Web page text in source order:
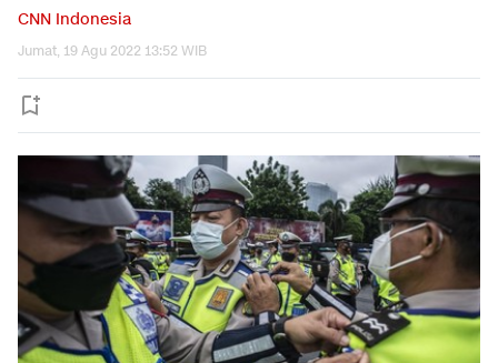
CNN Indonesia
Jumat, 19 Agu 2022 13:52 WIB